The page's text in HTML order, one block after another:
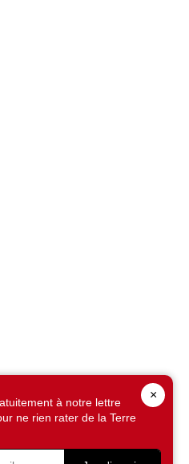
×
à notre lettre
ne rien rater de la Terre